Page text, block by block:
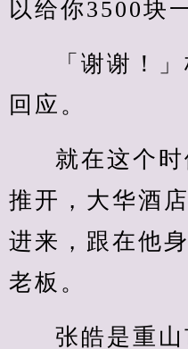
以给你3500块
「谢谢！
回应。
就在这个
推开，大华酒
进来，跟在他
老板。
张皓是重